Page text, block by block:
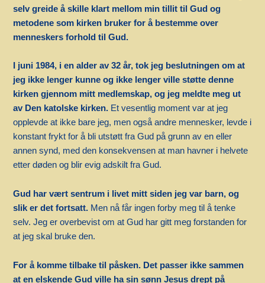
selv greide å skille klart mellom min tillit til Gud og
metodene som kirken bruker for å bestemme over
menneskers forhold til Gud.
I juni 1984, i en alder av 32 år, tok jeg beslutningen om at
jeg ikke lenger kunne og ikke lenger ville støtte denne
kirken gjennom mitt medlemskap, og jeg meldte meg ut
av Den katolske kirken. Et vesentlig moment var at jeg
opplevde at ikke bare jeg, men også andre mennesker, levde i
konstant frykt for å bli utstøtt fra Gud på grunn av en eller
annen synd, med den konsekvensen at man havner i helvete
etter døden og blir evig adskilt fra Gud.
Gud har vært sentrum i livet mitt siden jeg var barn, og
slik er det fortsatt. Men nå får ingen forby meg til å tenke
selv. Jeg er overbevist om at Gud har gitt meg forstanden for
at jeg skal bruke den.
For å komme tilbake til påsken. Det passer ikke sammen
at en elskende Gud ville ha sin sønn Jesus drept på